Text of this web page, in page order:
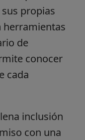
propias
herramientas
de
conocer
cada
inclusión
con una